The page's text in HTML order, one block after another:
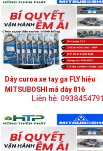
Dây curoa xe tay ga FLY hiệu
MITSUBOSHI mã dây 816
Liên hệ: 0938454791